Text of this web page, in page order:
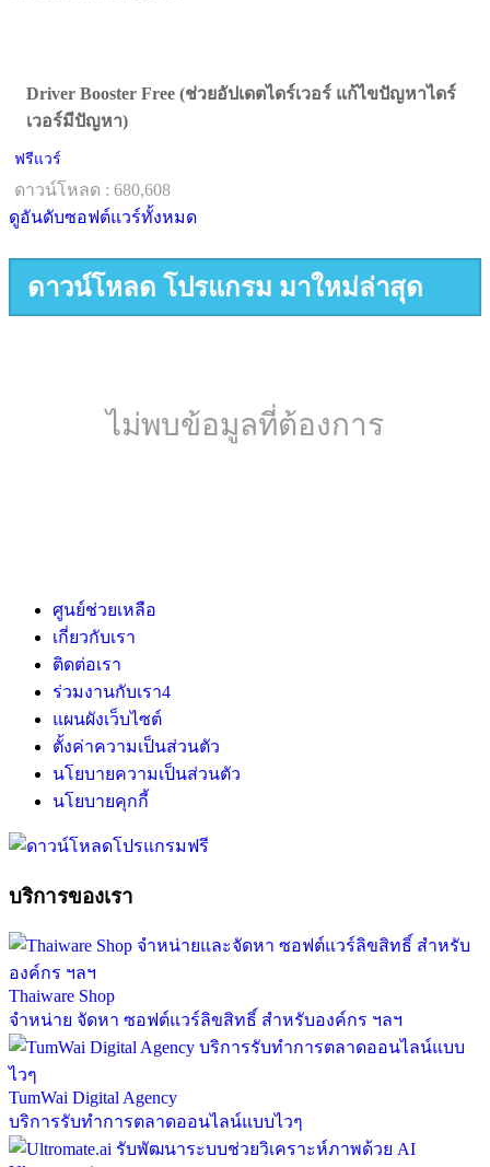
Driver Booster Free (ช่วยอัปเดตไดร์เวอร์ แก้ไขปัญหาไดร์
เวอร์มีปัญหา)
ฟรีแวร์
ดาวน์โหลด : 680,608
ดูอันดับซอฟต์แวร์ทั้งหมด
ดาวน์โหลด โปรแกรม มาใหม่ล่าสุด
ไม่พบข้อมูลที่ต้องการ
ศูนย์ช่วยเหลือ
เกี่ยวกับเรา
ติดต่อเรา
ร่วมงานกับเรา4
แผนผังเว็บไซต์
ตั้งค่าความเป็นส่วนตัว
นโยบายความเป็นส่วนตัว
นโยบายคุกกี้
บริการของเรา
Thaiware Shop
จำหน่าย จัดหา ซอฟต์แวร์ลิขสิทธิ์ สำหรับองค์กร ฯลฯ
TumWai Digital Agency
บริการรับทำการตลาดออนไลน์แบบไวๆ